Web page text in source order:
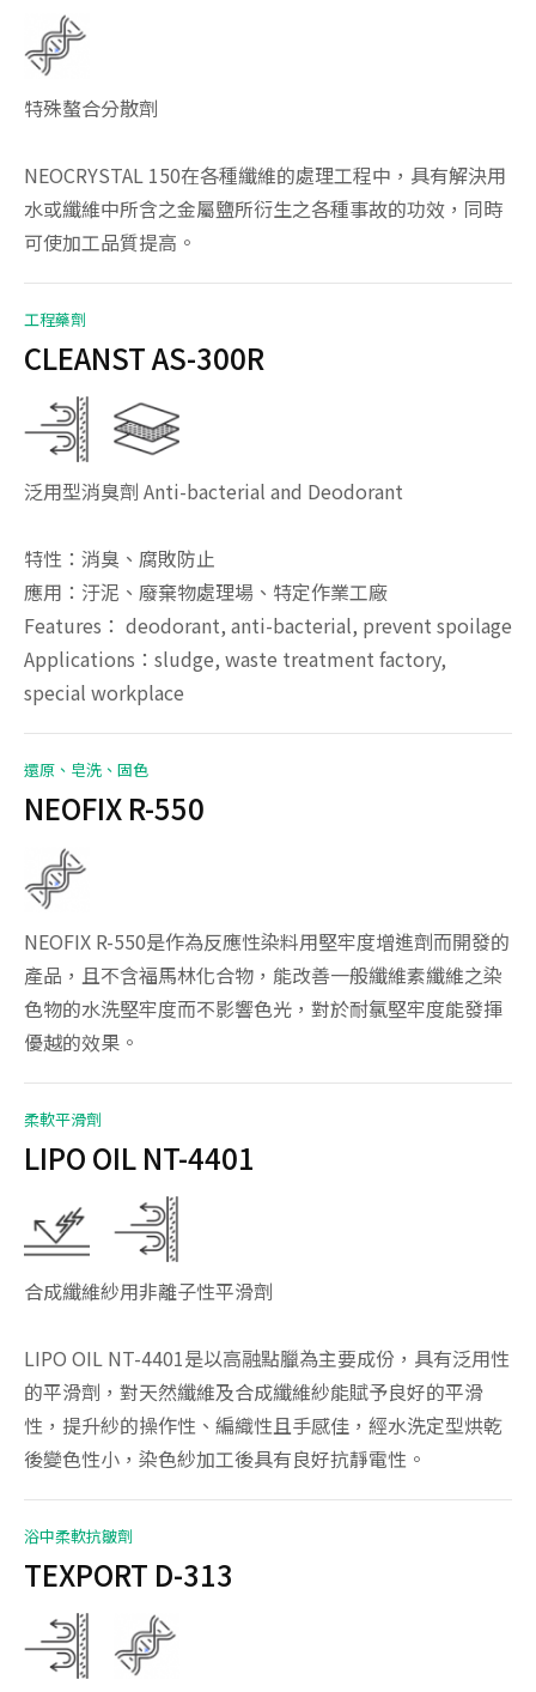
特殊螯合分散劑
NEOCRYSTAL 150在各種纖維的處理工程中，具有解決用
水或纖維中所含之金屬鹽所衍生之各種事故的功效，同時
可使加工品質提高。
工程藥劑
CLEANST AS-300R
泛用型消臭劑 Anti-bacterial and Deodorant
特性：消臭、腐敗防止
應用：汙泥、廢棄物處理場、特定作業工廠
Features： deodorant, anti-bacterial, prevent spoilage
Applications：sludge, waste treatment factory,
special workplace
還原、皂洗、固色
NEOFIX R-550
NEOFIX R-550是作為反應性染料用堅牢度增進劑而開發的
產品，且不含福馬林化合物，能改善一般纖維素纖維之染
色物的水洗堅牢度而不影響色光，對於耐氯堅牢度能發揮
優越的效果。
柔軟平滑劑
LIPO OIL NT-4401
合成纖維紗用非離子性平滑劑
LIPO OIL NT-4401是以高融點臘為主要成份，具有泛用性
的平滑劑，對天然纖維及合成纖維紗能賦予良好的平滑
性，提升紗的操作性、編織性且手感佳，經水洗定型烘乾
後變色性小，染色紗加工後具有良好抗靜電性。
浴中柔軟抗皺劑
TEXPORT D-313